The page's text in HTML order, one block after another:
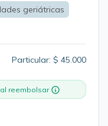
geriátricas
Particular: $ 45.000
reembolsar